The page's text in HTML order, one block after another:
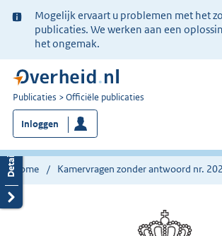
Ter
informatie:
Mogelijk ervaart u problemen met het
publicaties. We werken aan een
het ongemak.
U
bent
nu
hier:
Publicaties Officiële publicaties
Inloggen
Home Kamervragen zonder antwoord nr.